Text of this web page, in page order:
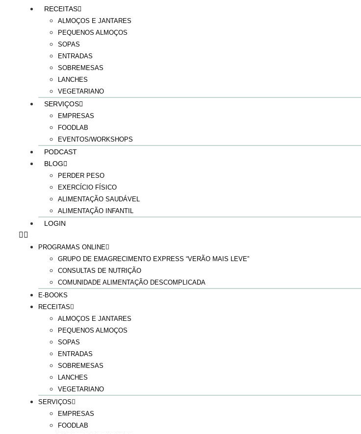
RECEITAS
ALMOÇOS E JANTARES
PEQUENOS ALMOÇOS
SOPAS
ENTRADAS
SOBREMESAS
LANCHES
VEGETARIANO
SERVIÇOS
EMPRESAS
FOODLAB
EVENTOS/WORKSHOPS
PODCAST
BLOG
PERDER PESO
EXERCÍCIO FÍSICO
ALIMENTAÇÃO SAUDÁVEL
ALIMENTAÇÃO INFANTIL
LOGIN
PROGRAMAS ONLINE
GRUPO DE EMAGRECIMENTO EXPRESS “VERÃO MAIS LEVE”
CONSULTAS DE NUTRIÇÃO
COMUNIDADE ALIMENTAÇÃO DESCOMPLICADA
E-BOOKS
RECEITAS
ALMOÇOS E JANTARES
PEQUENOS ALMOÇOS
SOPAS
ENTRADAS
SOBREMESAS
LANCHES
VEGETARIANO
SERVIÇOS
EMPRESAS
FOODLAB